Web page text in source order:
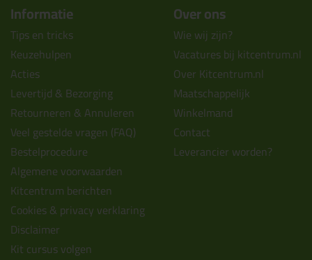
Informatie
Tips en tricks
Keuzehulpen
Acties
Levertijd & Bezorging
Retourneren & Annuleren
Veel gestelde vragen (FAQ)
Bestelprocedure
Algemene voorwaarden
Kitcentrum berichten
Cookies & privacy verklaring
Disclaimer
Kit cursus volgen
Over ons
Wie wij zijn?
Vacatures bij kitcentrum.nl
Over Kitcentrum.nl
Maatschappelijk
Winkelmand
Contact
Leverancier worden?